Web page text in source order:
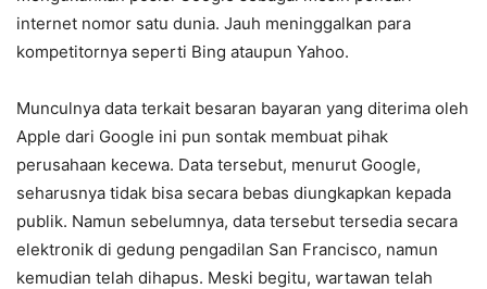
internet nomor satu dunia. Jauh meninggalkan para
kompetitornya seperti Bing ataupun Yahoo.
Munculnya data terkait besaran bayaran yang diterima oleh
Apple dari Google ini pun sontak membuat pihak
perusahaan kecewa. Data tersebut, menurut Google,
seharusnya tidak bisa secara bebas diungkapkan kepada
publik. Namun sebelumnya, data tersebut tersedia secara
elektronik di gedung pengadilan San Francisco, namun
kemudian telah dihapus. Meski begitu, wartawan telah